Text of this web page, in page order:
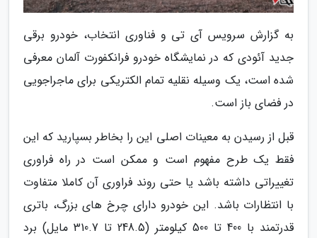
به گزارش سرویس آی تی و فناوری انتخاب، خودرو برقی
جدید آئودی که در نمایشگاه خودرو فرانکفورت آلمان معرفی
شده است، یک وسیله نقلیه تمام الکتریکی برای ماجراجویی
در فضای باز است.
قبل از رسیدن به معینات اصلی این را بخاطر بسپارید که این
فقط یک طرح مفهوم است و ممکن است در راه فراوری
تغییراتی داشته باشد یا حتی روند فراوری آن کاملا متفاوت
با انتظارات باشد. این خودرو دارای چرخ های بزرگ، باتری
قدرتمند با 400 تا 500 کیلومتر (248.5 تا 310.7 مایل) برد